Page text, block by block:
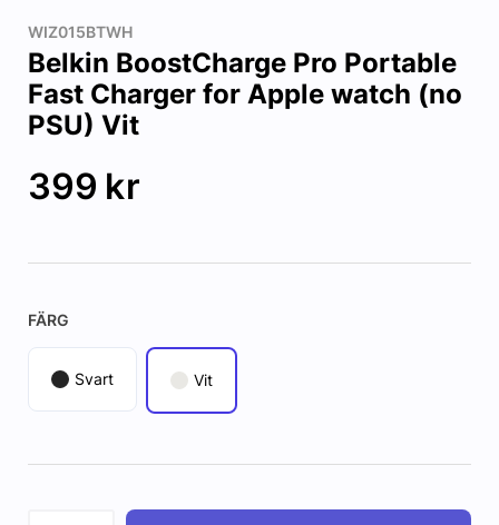
WIZ015BTWH
Belkin BoostCharge Pro Portable
Fast Charger for Apple watch (no
PSU) Vit
399 kr
FÄRG
Svart Vit